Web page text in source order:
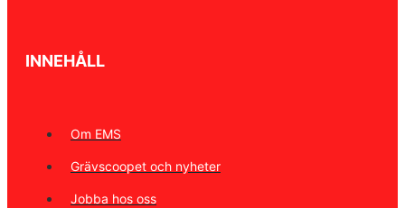
INNEHÅLL
Om EMS
Grävscoopet och nyheter
Jobba hos oss